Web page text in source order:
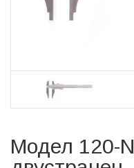
Модел 120-